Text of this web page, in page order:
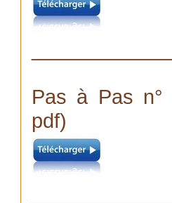
Pas à Pas n°
pdf)